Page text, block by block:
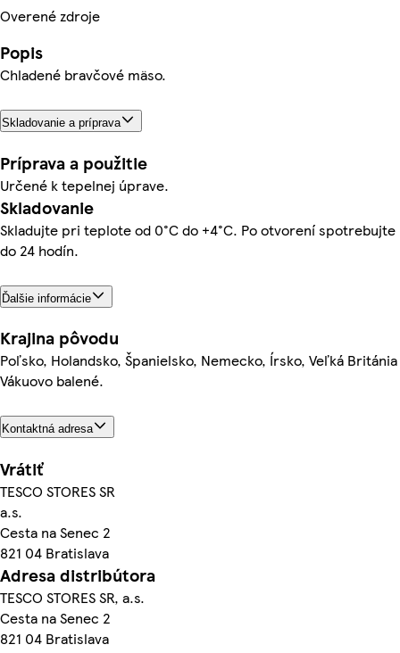
Overené zdroje
Popis
Chladené bravčové mäso.
Skladovanie a príprava
Príprava a použitie
Určené k tepelnej úprave.
Skladovanie
Skladujte pri teplote od 0°C do +4°C. Po otvorení spotrebujte
do 24 hodín.
Ďalšie informácie
Krajina pôvodu
Poľsko, Holandsko, Španielsko, Nemecko, Írsko, Veľká Británia
Vákuovo balené.
Kontaktná adresa
Vrátiť
TESCO STORES SR
a.s.
Cesta na Senec 2
821 04 Bratislava
Adresa distribútora
TESCO STORES SR, a.s.
Cesta na Senec 2
821 04 Bratislava